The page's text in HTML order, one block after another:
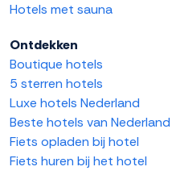
Hotels met sauna
Ontdekken
Boutique hotels
5 sterren hotels
Luxe hotels Nederland
Beste hotels van Nederland
Fiets opladen bij hotel
Fiets huren bij het hotel